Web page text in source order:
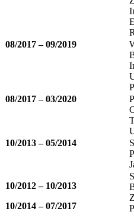
08/2017 – 09/2019
08/2017 – 03/2020
10/2013 – 05/2014
10/2012 – 10/2013
10/2014 – 07/2017